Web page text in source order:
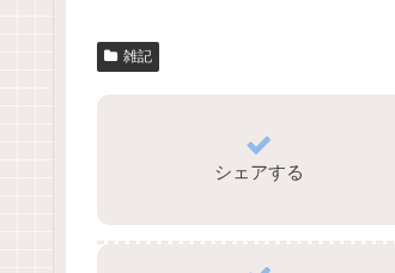
雑記
シェアする